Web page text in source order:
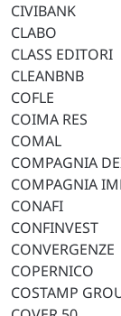
CIVIBANK
CLABO
CLASS EDITORI
CLEANBNB
COFLE
COIMA RES
COMAL
COMPAGNIA
COMPAGNIA
CONAFI
CONFINVEST
CONVERGENZE
COPERNICO
COSTAMP